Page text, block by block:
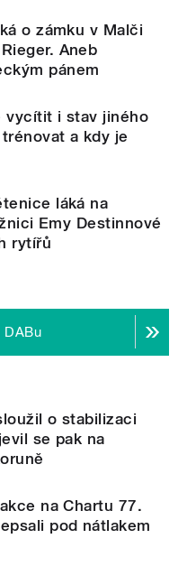
o zámku v Malči
Aneb
pánem
vycítit i stav jiného
a kdy je
láká na
Emy Destinnové
rytířů
DABu
o stabilizaci
se pak na
na Chartu 77.
pod nátlakem